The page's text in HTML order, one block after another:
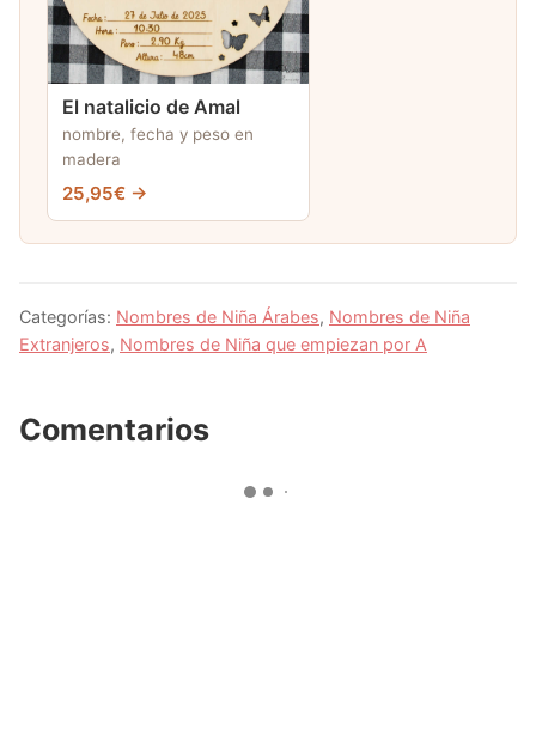
El natalicio de Amal
nombre, fecha y peso en
madera
25,95€ →
Categorías: Nombres de Niña Árabes, Nombres de Niña
Extranjeros, Nombres de Niña que empiezan por A
Comentarios